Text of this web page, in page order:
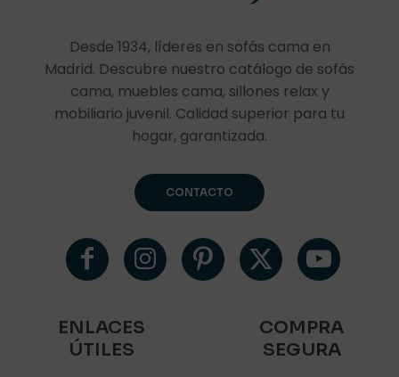
Desde 1934, líderes en sofás cama en
Madrid. Descubre nuestro catálogo de sofás
cama, muebles cama, sillones relax y
mobiliario juvenil. Calidad superior para tu
hogar, garantizada.
CONTACTO
ENLACES
ÚTILES
COMPRA
SEGURA